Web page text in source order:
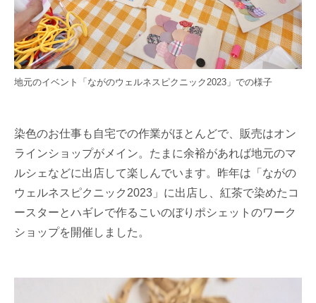
地元のイベント「ながのウェルネスピクニック2023」での様子
染色のお仕事も自宅での作業がほとんどで、販売はオン
ラインショップがメイン。たまに余裕があれば地元のマ
ルシェなどに出店して楽しんでいます。昨年は「ながの
ウェルネスピクニック2023」に出店し、紅茶で染めたコ
ースターとハギレで作るこいのぼりポシェットのワーク
ショップを開催しました。